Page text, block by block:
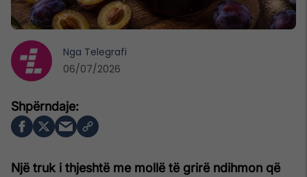
Një truk i thjeshtë me mollë të grirë ndihmon që
Nga Telegrafi
06/07/2026